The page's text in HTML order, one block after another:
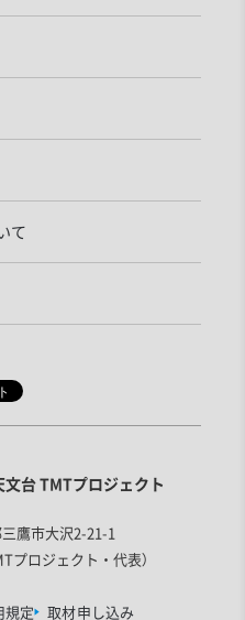
て
台 TMTプロジェクト
鷹市大沢2-21-1
プロジェクト・代表）
規定 取材申し込み